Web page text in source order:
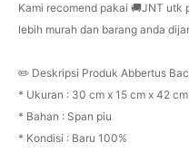
Kami recomend pakai 🚚JNT
lebih murah dan barang anda
✏️ Deskripsi Produk Abbertus
* Ukuran : 30 cm x 15 cm x 42 cm
* Bahan : Span piu
* Kondisi : Baru 100%